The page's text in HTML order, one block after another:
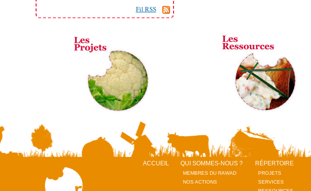
Fil RSS
ACCUEIL QUI SOMMES-NOUS ?
MEMBRES DU RAWAD
NOS ACTIONS
RÉPERTOIRE
PROJETS
SERVICES